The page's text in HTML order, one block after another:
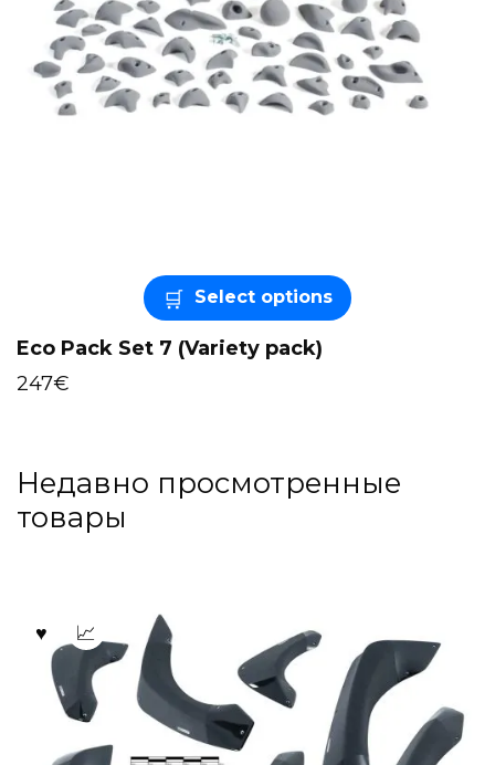
Select options
Eco Pack Set 7 (Variety pack)
247€
Недавно просмотренные
товары